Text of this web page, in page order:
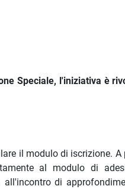
Speciale, l'iniziativa è
il modulo di iscrizione.
al modulo di
di